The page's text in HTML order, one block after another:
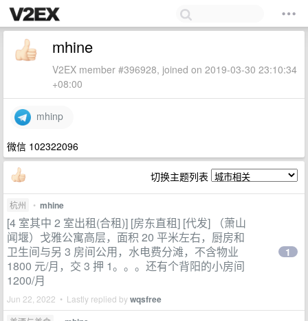
mhine
V2EX member #396928, joined on 2019-03-30 23:10:34
+08:00
mhinp
微信 102322096
切换主题列表
杭州 • mhine
[4 室其中 2 室出租(合租)] [房东直租] [代发] （萧山
闻堰）戈雅公寓高层，面积 20 平米左右，厨房和
卫生间与另 3 房间公用，水电费分滩，不含物业
1800 元/月，交 3 押 1。。。还有个背阳的小房间
1200/月
Jun 22, 2022 • Lastly replied bywqsfree
1